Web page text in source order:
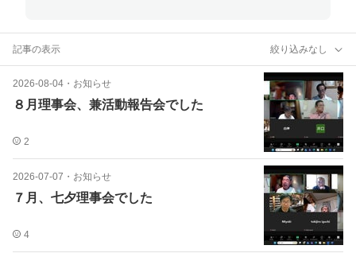
記事の表示 絞り込みなし
2026-08-04 ・ お知らせ
８月理事会、兼活動報告会でした
2
2026-07-07 ・ お知らせ
７月、七夕理事会でした
4